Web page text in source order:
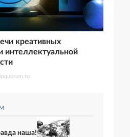
креативных
интеллектуальной
наша!